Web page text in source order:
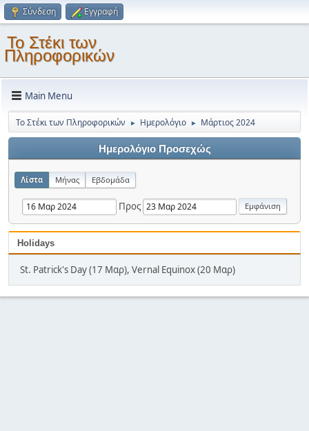
Σύνδεση Εγγραφή
Το Στέκι των
Πληροφορικών
Main Menu
Το Στέκι των Πληροφορικών ► Ημερολόγιο ► Μάρτιος 2024
Ημερολόγιο Προσεχώς
Λίστα Μήνας Εβδομάδα
Προς
Holidays
St. Patrick's Day (17 Μαρ), Vernal Equinox (20 Μαρ)